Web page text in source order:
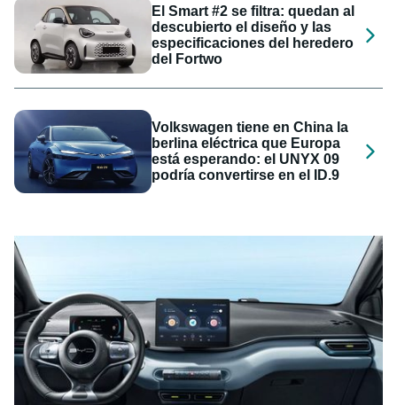
El Smart #2 se filtra: quedan al
descubierto el diseño y las
especificaciones del heredero
del Fortwo
Volkswagen tiene en China la
berlina eléctrica que Europa
está esperando: el UNYX 09
podría convertirse en el ID.9